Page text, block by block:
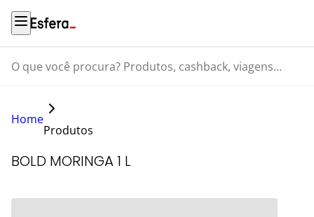
O que você procura? Produtos, cashback, viagens...
Home
Produtos
BOLD MORINGA 1 L